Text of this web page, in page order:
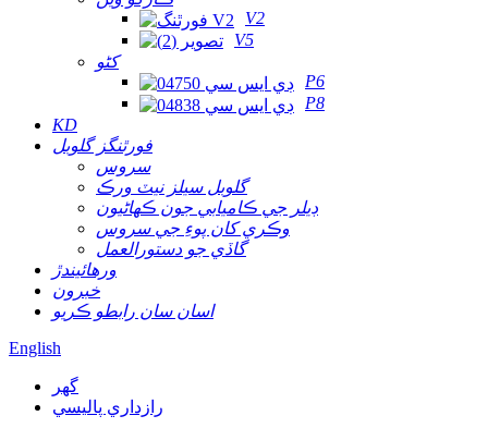
V2
V5
کڻو
P6
P8
KD
فورٿنگز گلوبل
سروس
گلوبل سيلز نيٽ ورڪ
ڊيلر جي ڪاميابي جون ڪهاڻيون
وڪري کان پوءِ جي سروس
گاڏي جو دستورالعمل
ورهائيندڙ
خبرون
اسان سان رابطو ڪريو
English
گھر
رازداري پاليسي